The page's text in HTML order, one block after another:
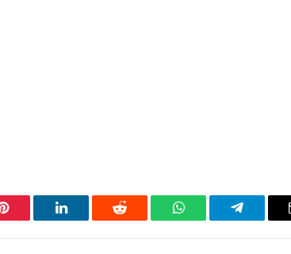
Pinterest LinkedIn Reddit WhatsAppTelegram